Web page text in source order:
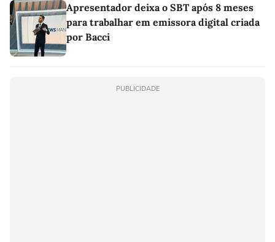
Apresentador deixa o SBT após 8 meses
para trabalhar em emissora digital criada
por Bacci
PUBLICIDADE